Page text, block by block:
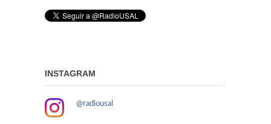
INSTAGRAM
@radiousal